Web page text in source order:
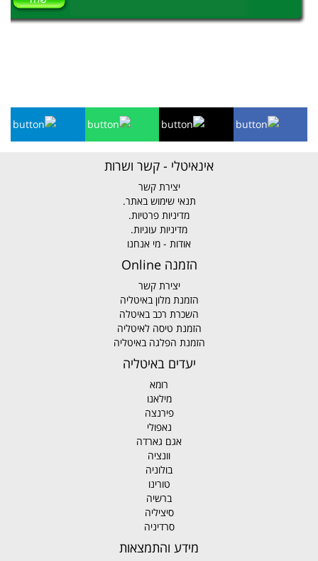
אינאיטלי - קשר ושרות
יצירת קשר
תנאי שימוש באתר.
מדיניות פרטיות.
מדיניות עוגיות.
אודות - מי אנחנו
הזמנה Online
יצירת קשר
הזמנת מלון באיטליה
השכרת רכב באיטלה
הזמנת טיסה לאיטליה
הזמנת הפלגה באיטליה
יעדים באיטליה
רומא
מילאנו
פירנצה
נאפולי
אגם גארדה
וונציה
בולוניה
טורינו
ברשיה
סיציליה
סרדיניה
מידע והתמצאות